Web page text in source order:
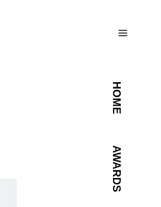
HOME
AWARDS